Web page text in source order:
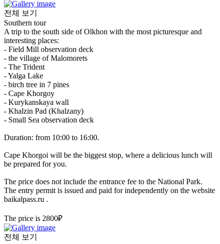
전체 보기
Southern tour
A trip to the south side of Olkhon with the most picturesque and
interesting places:
- Field Mill observation deck
- the village of Malomorets
- The Trident
- Yalga Lake
- birch tree in 7 pines
- Cape Khorgoy
- Kurykanskaya wall
- Khalzin Pad (Khalzany)
- Small Sea observation deck
Duration: from 10:00 to 16:00.
Cape Khorgoi will be the biggest stop, where a delicious lunch will
be prepared for you.
The price does not include the entrance fee to the National Park.
The entry permit is issued and paid for independently on the website
baikalpass.ru .
The price is 2800₽
전체 보기